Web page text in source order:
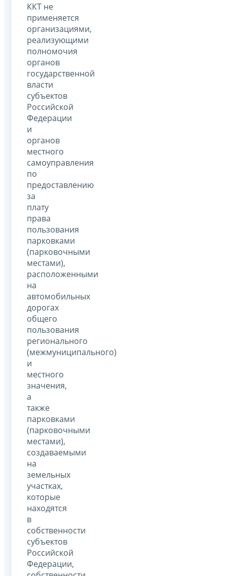
ККТ не
применяется
организациями,
реализующими
полномочия
органов
государственной
власти
субъектов
Российской
Федерации
и
органов
местного
самоуправления
по
предоставлению
за
плату
права
пользования
парковками
(парковочными
местами),
расположенными
на
автомобильных
дорогах
общего
пользования
регионального
(межмуниципального)
и
местного
значения,
а
также
парковками
(парковочными
местами),
создаваемыми
на
земельных
участках,
которые
находятся
в
собственности
субъектов
Российской
Федерации,